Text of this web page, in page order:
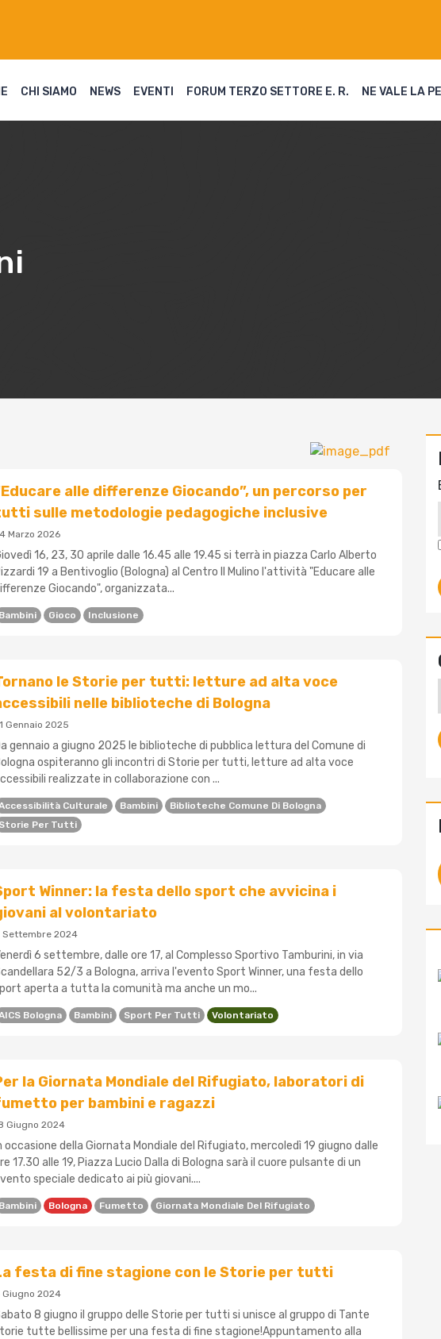
CHI SIAMO NEWS EVENTI FORUM TERZO SETTORE E. R. NE VALE LA
alle differenze Giocando”, un percorso per
sulle metodologie pedagogiche inclusive
Marzo 2026
16, 23, 30 aprile dalle 16.45 alle 19.45 si terrà in piazza Carlo Alberto
19 a Bentivoglio (Bologna) al Centro Il Mulino l'attività "Educare alle
Giocando", organizzata...
Bambini Gioco Inclusione
le Storie per tutti: letture ad alta voce
nelle biblioteche di Bologna
Gennaio 2025
gennaio a giugno 2025 le biblioteche di pubblica lettura del Comune di
ospiteranno gli incontri di Storie per tutti, letture ad alta voce
realizzate in collaborazione con ...
Culturale Bambini
Biblioteche Comune Di Bologna
Storie Per Tutti
Winner: la festa dello sport che avvicina i
al volontariato
Settembre 2024
6 settembre, dalle ore 17, al Complesso Sportivo Tamburini, in via
52/3 a Bologna, arriva l'evento Sport Winner, una festa dello
aperta a tutta la comunità ma anche un mo...
Bologna Bambini Sport Per Tutti Volontariato
la Giornata Mondiale del Rifugiato, laboratori di
per bambini e ragazzi
Giugno 2024
occasione della Giornata Mondiale del Rifugiato, mercoledì 19 giugno dalle
17.30 alle 19, Piazza Lucio Dalla di Bologna sarà il cuore pulsante di un
speciale dedicato ai più giovani....
Bambini Bologna Fumetto Giornata Mondiale Del Rifugiato
festa di fine stagione con le Storie per tutti
Giugno 2024
8 giugno il gruppo delle Storie per tutti si unisce al gruppo di Tante
tutte bellissime per una festa di fine stagione!Appuntamento alla